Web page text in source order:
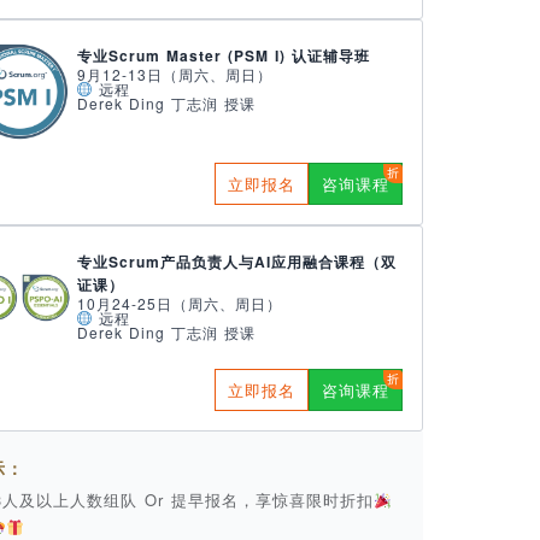
专业Scrum Master (PSM I) 认证辅导班
9月12-13日（周六、周日）
远程
Derek Ding 丁志润 授课
立即报名 咨询课程
专业Scrum产品负责人与AI应用融合课程（双
证课）
10月24-25日（周六、周日）
远程
Derek Ding 丁志润 授课
立即报名 咨询课程
及以上人数组队 Or 提早报名，享惊喜限时折扣